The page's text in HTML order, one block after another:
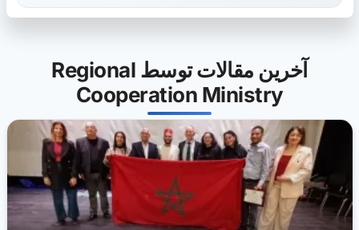
آخرین مقالات توسط Regional
Cooperation Ministry